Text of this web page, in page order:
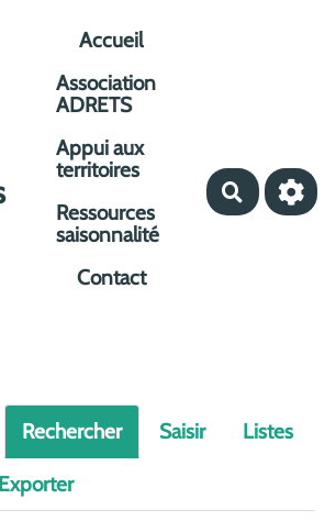
principalAccueil
Association
ADRETS
Appui aux
territoires
Ressources
saisonnalité
Contact
Rechercher Saisir Listes
Exporter